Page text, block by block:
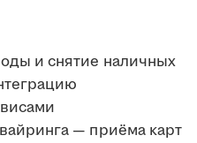
и снятие наличных
— приёма карт